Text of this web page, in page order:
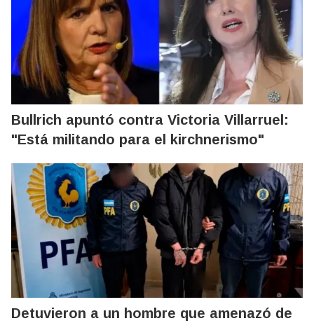
Bullrich apuntó contra Victoria Villarruel:
"Está militando para el kirchnerismo"
Detuvieron a un hombre que amenazó de